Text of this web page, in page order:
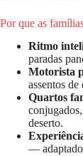
Por que as
Ritmo
paradas
Motorista
assentos
Quartos
deserto.
— adaptado